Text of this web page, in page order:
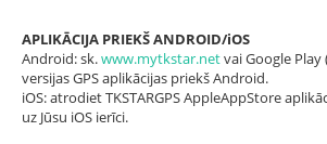
APLIKĀCIJA PRIEKŠ ANDROID/iOS
Android: sk.www.mytkstar.netvai Google
versijas GPS aplikācijas priekš Android.
iOS: atrodiet TKSTARGPS AppleAppStore
uz Jūsu iOS ierīci.